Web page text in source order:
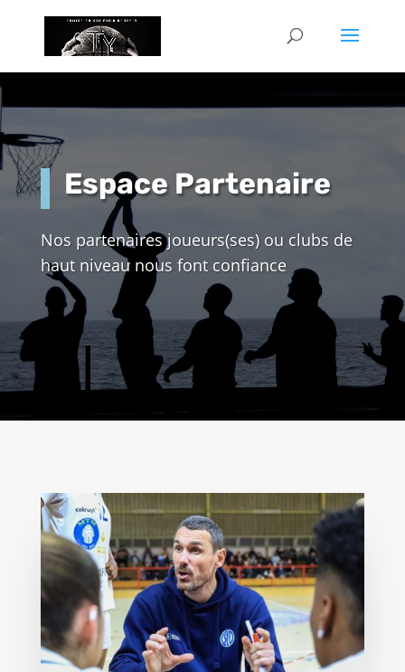
Espace Partenaire
Nos partenaires joueurs(ses) ou clubs de
haut niveau nous font confiance